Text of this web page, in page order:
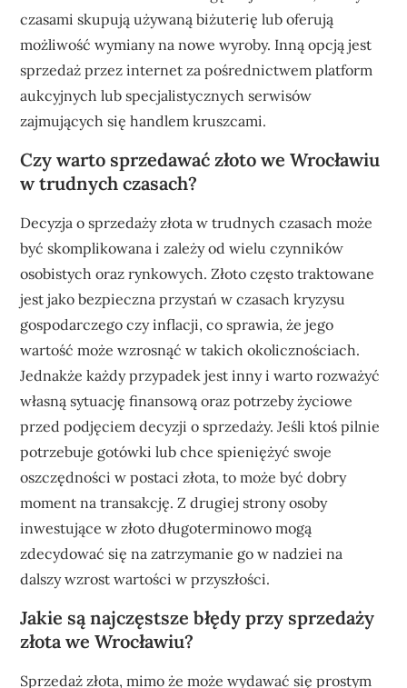
czasami skupują używaną biżuterię lub oferują
możliwość wymiany na nowe wyroby. Inną opcją jest
sprzedaż przez internet za pośrednictwem platform
aukcyjnych lub specjalistycznych serwisów
zajmujących się handlem kruszcami.
Czy warto sprzedawać złoto we Wrocławiu
w trudnych czasach?
Decyzja o sprzedaży złota w trudnych czasach może
być skomplikowana i zależy od wielu czynników
osobistych oraz rynkowych. Złoto często traktowane
jest jako bezpieczna przystań w czasach kryzysu
gospodarczego czy inflacji, co sprawia, że jego
wartość może wzrosnąć w takich okolicznościach.
Jednakże każdy przypadek jest inny i warto rozważyć
własną sytuację finansową oraz potrzeby życiowe
przed podjęciem decyzji o sprzedaży. Jeśli ktoś pilnie
potrzebuje gotówki lub chce spieniężyć swoje
oszczędności w postaci złota, to może być dobry
moment na transakcję. Z drugiej strony osoby
inwestujące w złoto długoterminowo mogą
zdecydować się na zatrzymanie go w nadziei na
dalszy wzrost wartości w przyszłości.
Jakie są najczęstsze błędy przy sprzedaży
złota we Wrocławiu?
Sprzedaż złota, mimo że może wydawać się prostym